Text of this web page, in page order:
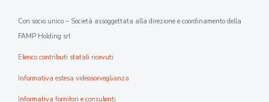
Con socio unico – Società assoggettata alla direzione e coordinamento della
FAMP Holding srl
Elenco contributi statali ricevuti
Informativa estesa videosorveglianza
Informativa fornitori e consulenti